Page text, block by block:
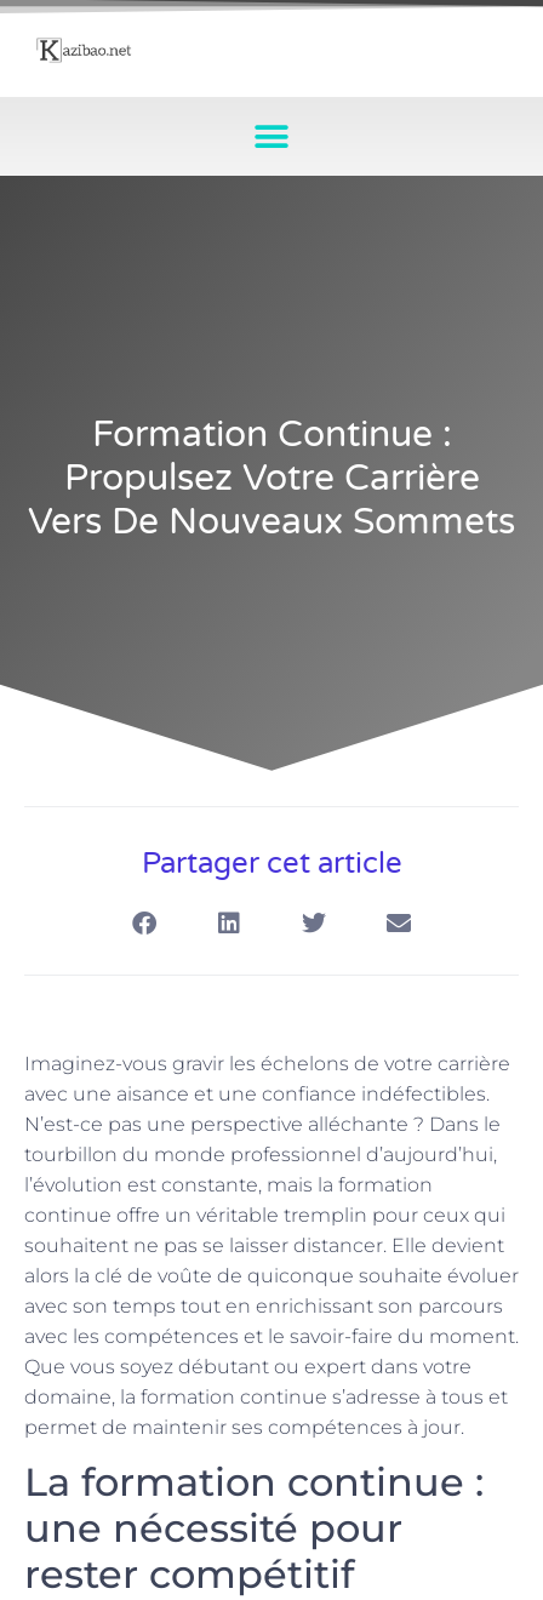
Formation Continue :
Propulsez Votre Carrière
Vers De Nouveaux Sommets
Partager cet article
Imaginez-vous gravir les échelons de votre carrière
avec une aisance et une confiance indéfectibles.
N’est-ce pas une perspective alléchante ? Dans le
tourbillon du monde professionnel d’aujourd’hui,
l’évolution est constante, mais la formation
continue offre un véritable tremplin pour ceux qui
souhaitent ne pas se laisser distancer. Elle devient
alors la clé de voûte de quiconque souhaite évoluer
avec son temps tout en enrichissant son parcours
avec les compétences et le savoir-faire du moment.
Que vous soyez débutant ou expert dans votre
domaine, la formation continue s’adresse à tous et
permet de maintenir ses compétences à jour.
La formation continue :
une nécessité pour
rester compétitif